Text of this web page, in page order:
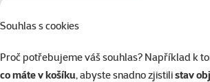
Souhlas s cookies
Proč potřebujeme váš souhlas? Například k
co máte v košíku, abyste snadno zjistilistav